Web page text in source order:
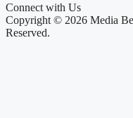
Connect with Us
Copyright © 2026 Media
Reserved.